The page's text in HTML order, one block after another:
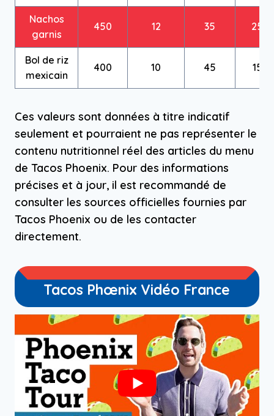
Nachos
garnis
450 12 35 25
Bol de riz
mexicain
400 10 45 15
Ces valeurs sont données à titre indicatif
seulement et pourraient ne pas représenter le
contenu nutritionnel réel des articles du menu
de Tacos Phoenix. Pour des informations
précises et à jour, il est recommandé de
consulter les sources officielles fournies par
Tacos Phoenix ou de les contacter
directement.
Tacos Phœnix Vidéo France